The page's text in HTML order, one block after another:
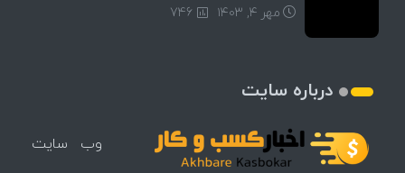
مهر ۴, ۱۴۰۳
746
درباره سایت
وب سایت